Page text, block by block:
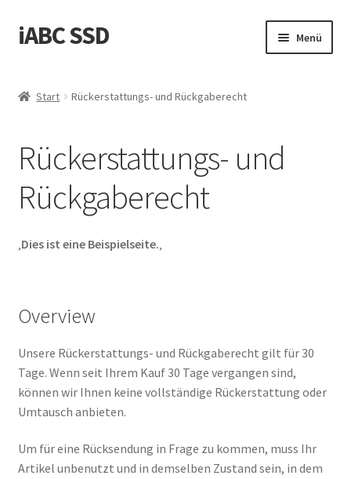
Zur
Navigation
Zum
Inhalt
iABC SSD Menü
Blog
Datenschutzrichtlinie
Einkaufswagen
Kontaktieren Sie uns
Mein Account
Nutzungsbedingungen
Rückerstattungs- und Rückgaberecht
Start Rückerstattungs- und Rückgaberecht
Rückerstattungs- und
Rückgaberecht
Dies ist eine Beispielseite.
Overview
Unsere Rückerstattungs- und Rückgaberecht gilt für 30
Tage. Wenn seit Ihrem Kauf 30 Tage vergangen sind,
können wir Ihnen keine vollständige Rückerstattung oder
Umtausch anbieten.
Um für eine Rücksendung in Frage zu kommen, muss Ihr
Artikel unbenutzt und in demselben Zustand sein, in dem